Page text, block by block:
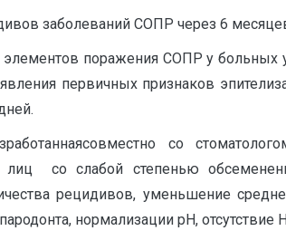
заболеваний СОПР через 6
поражения СОПР у больных
первичных признаков
со
лиц со слабой степенью
рецидивов, уменьшение
нормализации рН,